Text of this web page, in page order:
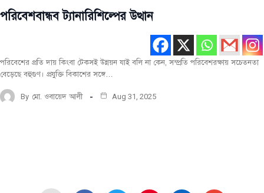
পরিবেশ
পরিবেশবান্ধব ট্যানারিশিল্পের উত্থান
পরিবেশের প্রতি দায় কিংবা টেকসই উন্নয়ন যাই বলি না কেন, সম্প্রতি পরিবেশরক্ষায় সচেতনতা
বেড়েছে বহুগুণ। প্রযুক্তি বিকাশের সঙ্গে…
By মো. ওবায়েদ আলী Aug 31, 2025